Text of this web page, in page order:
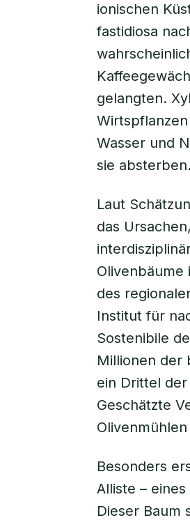
ionischen
fastidiosa
gelangten.
Wasser und
sie absterben.
Laut
das
Olivenbäume
des
Institut für
Sostenibile
Millionen der
ein Drittel
Geschätzte
Besonders
Alliste –
Dieser Baum